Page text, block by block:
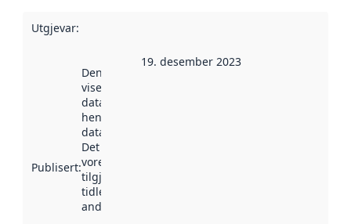
Utgjevar:
Publisert:
Denne datoen
viser når
datasettet vart
henta inn av
data.norge.no.
Det kan ha
vore
tilgjengeleg
tidlegare
andre stader.
19. desember 2023